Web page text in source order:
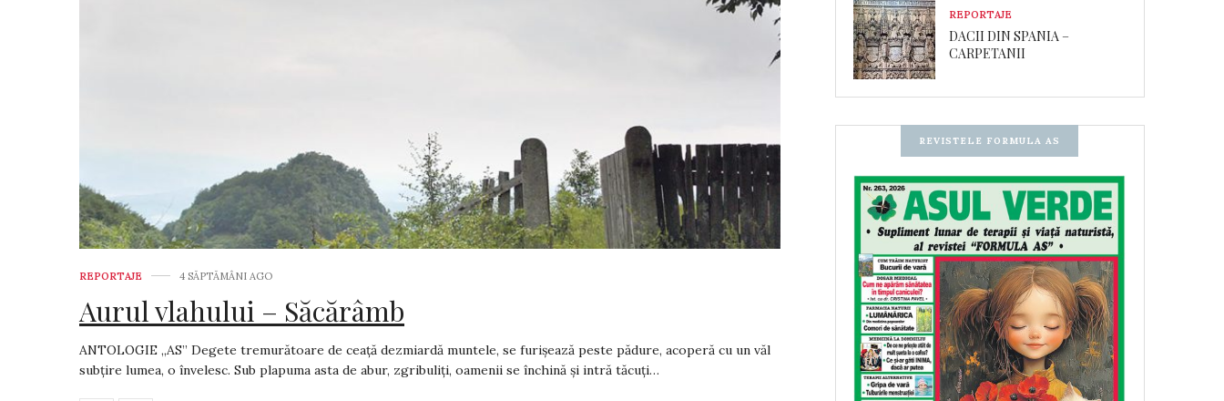
REPORTAJE 4 SĂPTĂMÂNI AGO
Aurul vlahului – Săcărâmb
ANTOLOGIE „AS” Degete tremurătoare de ceață dezmiardă muntele, se furișează peste pădure, acoperă cu un văl
subțire lumea, o învelesc. Sub plapuma asta de abur, zgribuliți, oamenii se închină și intră tăcuți…
REPORTAJE
DACII DIN SPANIA –
CARPETANII
REVISTELE FORMULA AS